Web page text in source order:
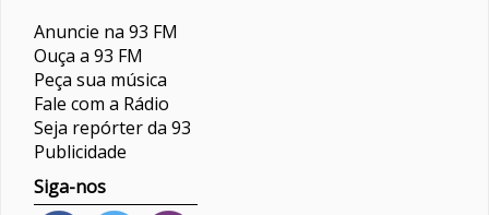
Anuncie na 93 FM
Ouça a 93 FM
Peça sua música
Fale com a Rádio
Seja repórter da 93
Publicidade
Siga-nos